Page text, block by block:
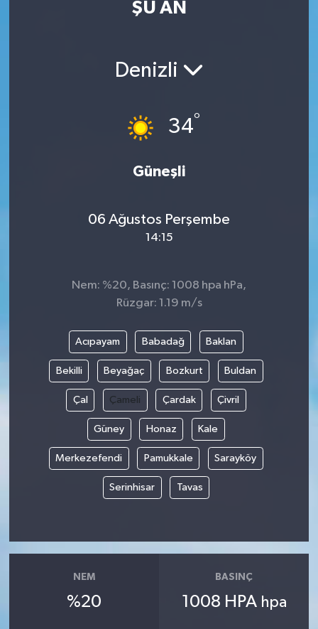
ŞU AN
Denizli
34°
Güneşli
06 Ağustos Perşembe
14:15
Nem: %20, Basınç: 1008 hpa hPa,
Rüzgar: 1.19 m/s
Acıpayam Babadağ Baklan
Bekilli Beyağaç Bozkurt Buldan
Çal Çameli Çardak Çivril
Güney Honaz Kale
Merkezefendi Pamukkale Sarayköy
Serinhisar Tavas
NEM
%20
BASINÇ
1008 HPA hpa